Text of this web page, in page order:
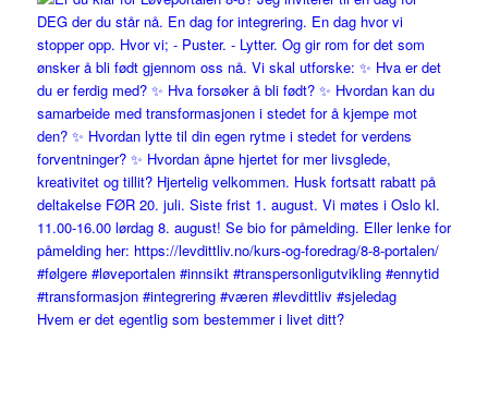
Hvem er det egentlig som bestemmer i livet ditt?